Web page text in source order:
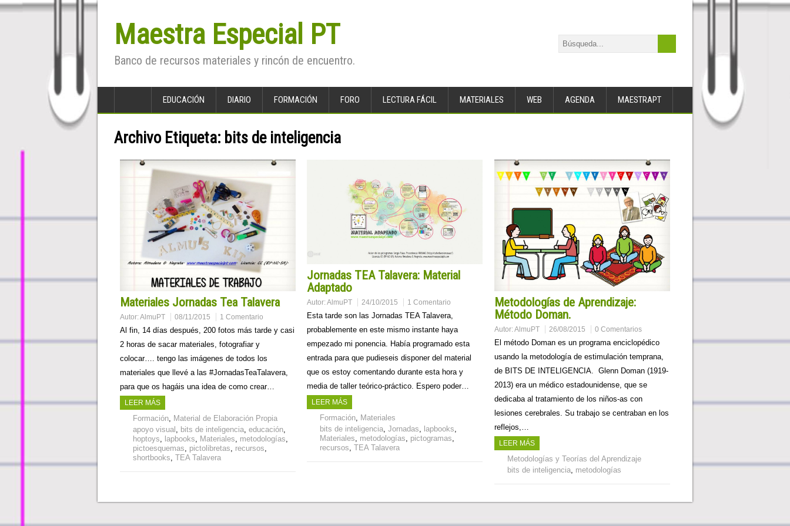
Maestra Especial PT
Banco de recursos materiales y rincón de encuentro.
EDUCACIÓN DIARIO FORMACIÓN FORO LECTURA FÁCIL MATERIALES WEB AGENDA MAESTRAPT
Archivo Etiqueta: bits de inteligencia
Materiales Jornadas Tea Talavera
Autor:AlmuPT 08/11/2015 1 Comentario
Al fin, 14 días después, 200 fotos más tarde y casi
2 horas de sacar materiales, fotografiar y
colocar…. tengo las imágenes de todos los
materiales que llevé a las #JornadasTeaTalavera,
para que os hagáis una idea de como crear…
LEER MÁS
Formación
Material de Elaboración Propia
apoyo visual
bits de inteligencia educación
hoptoys
lapbooks Materiales metodologías
pictoesquemas
pictolibretas recursos
shortbooks TEA Talavera
Jornadas TEA Talavera: Material
Adaptado
Autor:AlmuPT 24/10/2015 1 Comentario
Esta tarde son las Jornadas TEA Talavera,
probablemente en este mismo instante haya
empezado mi ponencia. Había programado esta
entrada para que pudieseis disponer del material
que os estoy comentando durante esta hora y
media de taller teórico-práctico. Espero poder…
LEER MÁS
Formación, Materiales
bits de inteligencia, Jornadas, lapbooks,
Materiales, metodologías, pictogramas,
recursos, TEA Talavera
Metodologías de Aprendizaje:
Método Doman.
Autor:AlmuPT 26/08/2015 0 Comentarios
El método Doman es un programa enciclopédico
usando la metodología de estimulación temprana,
de BITS DE INTELIGENCIA. Glenn Doman (1919-
2013) era un médico estadounidense, que se
dedicaba al tratamiento de los niños-as con
lesiones cerebrales. Su trabajo se centraban en los
reflejos,…
LEER MÁS
Metodologías y Teorías del Aprendizaje
bits de inteligencia metodologías